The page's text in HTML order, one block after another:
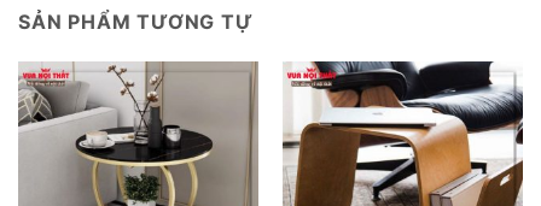
SẢN PHẨM TƯƠNG TỰ